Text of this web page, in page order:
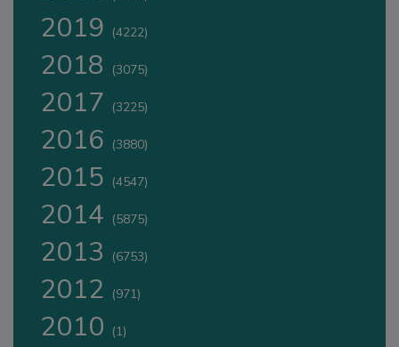
2019 (4222)
2018 (3075)
2017 (3225)
2016 (3880)
2015 (4547)
2014 (5875)
2013 (6753)
2012 (971)
2010 (1)